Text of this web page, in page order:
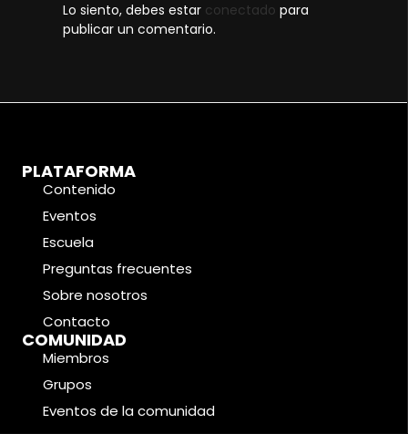
Lo siento, debes estar conectado para
publicar un comentario.
PLATAFORMA
Contenido
Eventos
Escuela
Preguntas frecuentes
Sobre nosotros
Contacto
COMUNIDAD
Miembros
Grupos
Eventos de la comunidad